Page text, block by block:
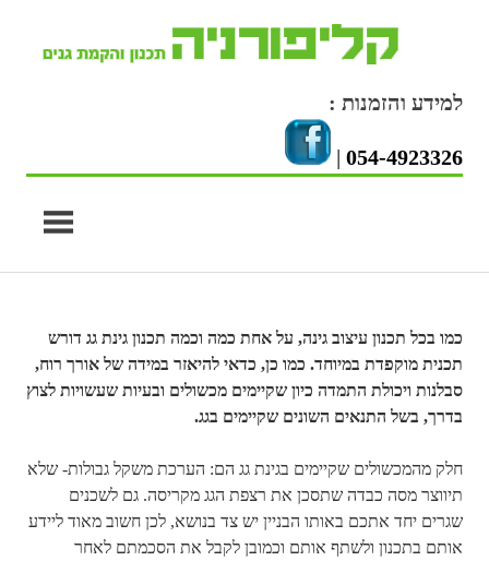
למידע והזמנות :
054-4923326
|
כמו בכל תכנון עיצוב גינה, על אחת כמה וכמה תכנון גינת גג דורש
תכנית מוקפדת במיוחד. כמו כן, כדאי להיאזר במידה של אורך רוח,
סבלנות ויכולת התמדה כיון שקיימים מכשולים ובעיות שעשויות לצוץ
בדרך, בשל התנאים השונים שקיימים בגג.
חלק מהמכשולים שקיימים בגינת גג הם: הערכת משקל גבולות- שלא
תיווצר מסה כבדה שתסכן את רצפת הגג מקריסה. גם לשכנים
שגרים יחד אתכם באותו הבניין יש צד בנושא, לכן חשוב מאוד ליידע
אותם בתכנון ולשתף אותם וכמובן לקבל את הסכמתם לאחר